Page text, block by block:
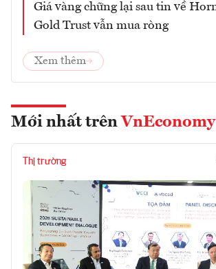
Giá vàng chững lại sau tin về
Gold Trust vẫn mua ròng
Xem thêm
Mới nhất trên VnEconomy
Thị trường